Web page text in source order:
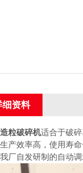
细资料
粒破碎机适合于破
产效率高，使用寿
厂自发研制的自动